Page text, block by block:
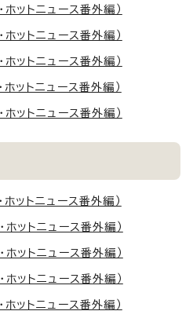
ットニュース番外編）
ットニュース番外編）
ットニュース番外編）
ットニュース番外編）
ットニュース番外編）
ットニュース番外編）
ットニュース番外編）
ットニュース番外編）
ットニュース番外編）
ットニュース番外編）